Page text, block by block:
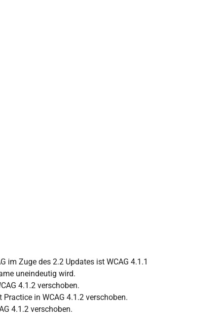
im Zuge des 2.2 Updates ist WCAG 4.1.1
uneindeutig wird.
4.1.2 verschoben.
in WCAG 4.1.2 verschoben.
4.1.2 verschoben.